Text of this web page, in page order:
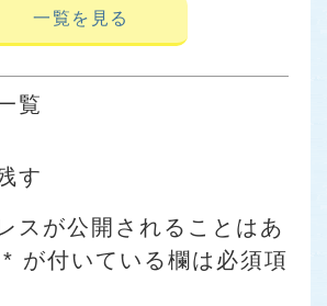
一覧を見る
覧
す
スが公開されることはあ
* が付いている欄は必須項